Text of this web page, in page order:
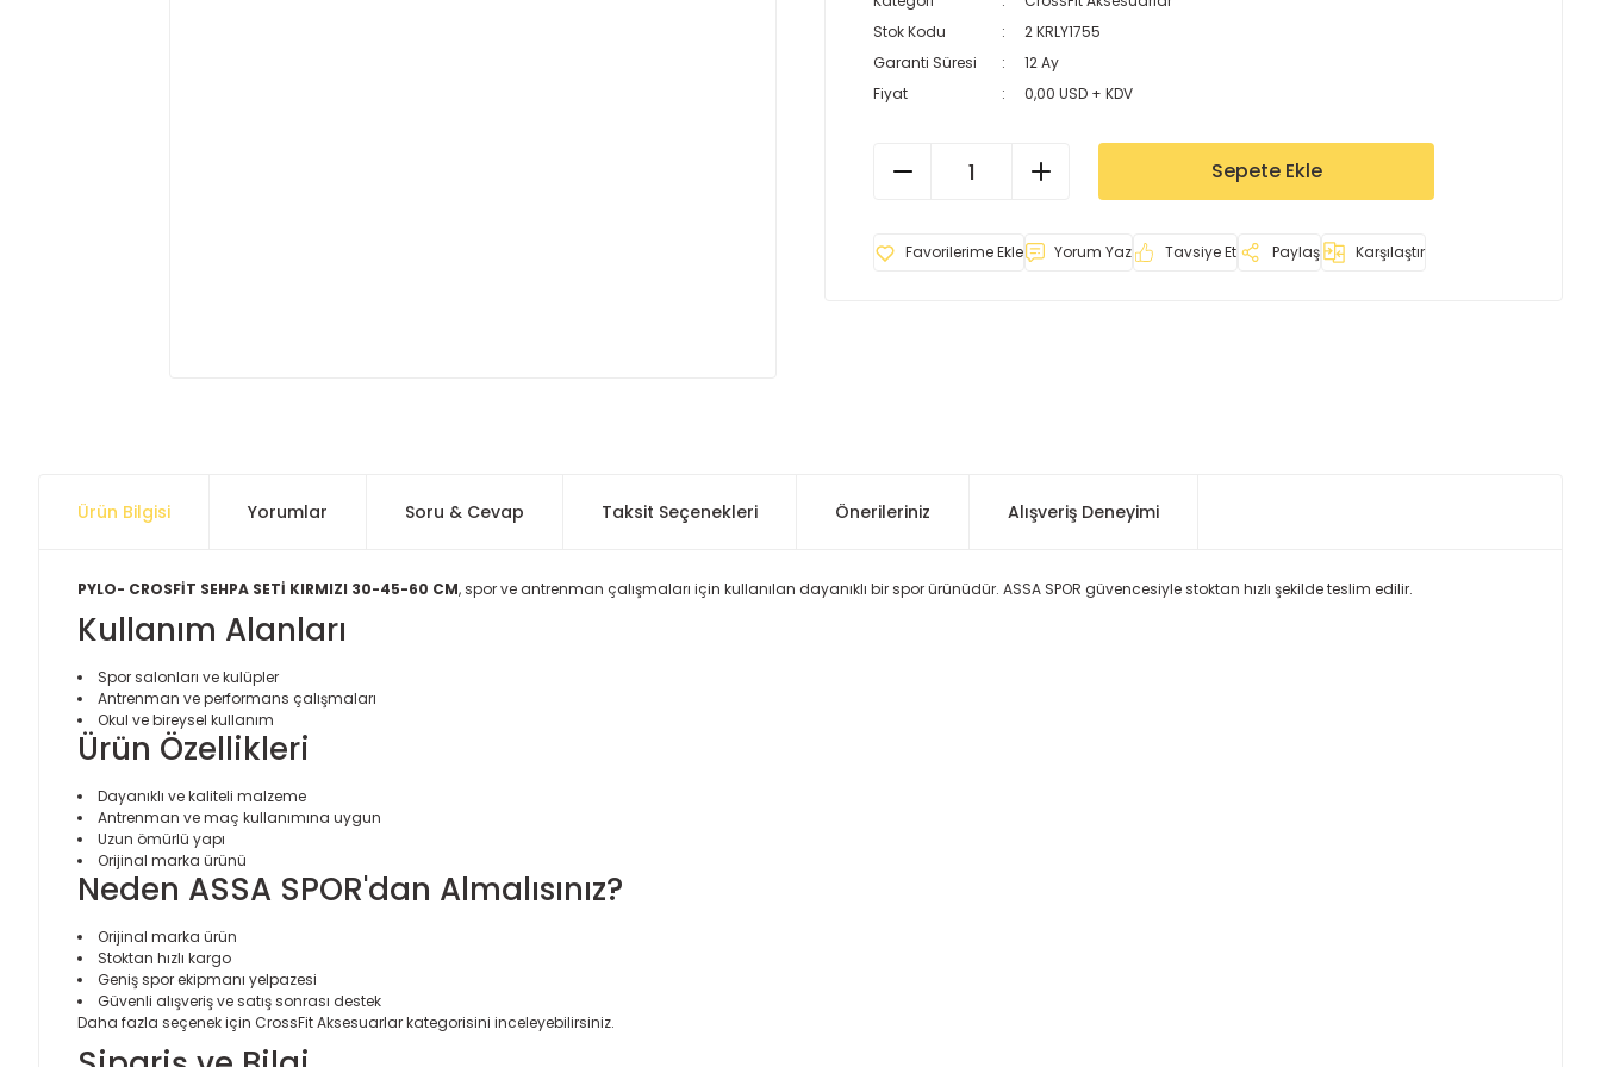
Stok Kodu
2 KRLY1755
Garanti Süresi
12 Ay
Fiyat
0,00 USD + KDV
Sepete Ekle
Yorum Yaz Tavsiye Et Paylaş Karşılaştır
Ürün Bilgisi Yorumlar Soru & Cevap Taksit Seçenekleri Önerileriniz Alışveriş Deneyimi
PYLO- CROSFİT SEHPA SETİ KIRMIZI 30-45-60 CM, spor ve antrenman çalışmaları için kullanılan dayanıklı bir spor ürünüdür. ASSA SPOR güvencesiyle stoktan hızlı şekilde teslim edilir.
Kullanım Alanları
Spor salonları ve kulüpler
Antrenman ve performans çalışmaları
Okul ve bireysel kullanım
Ürün Özellikleri
Dayanıklı ve kaliteli malzeme
Antrenman ve maç kullanımına uygun
Uzun ömürlü yapı
Orijinal marka ürünü
Neden ASSA SPOR'dan Almalısınız?
Orijinal marka ürün
Stoktan hızlı kargo
Geniş spor ekipmanı yelpazesi
Güvenli alışveriş ve satış sonrası destek
Daha fazla seçenek için CrossFit Aksesuarlarkategorisini inceleyebilirsiniz.